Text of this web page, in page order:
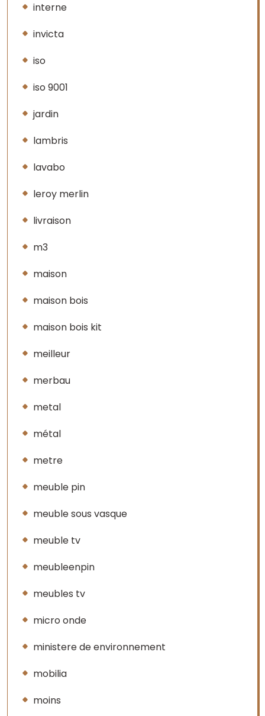
interne
invicta
iso
iso 9001
jardin
lambris
lavabo
leroy merlin
livraison
m3
maison
maison bois
maison bois kit
meilleur
merbau
metal
métal
metre
meuble pin
meuble sous vasque
meuble tv
meubleenpin
meubles tv
micro onde
ministere de environnement
mobilia
moins